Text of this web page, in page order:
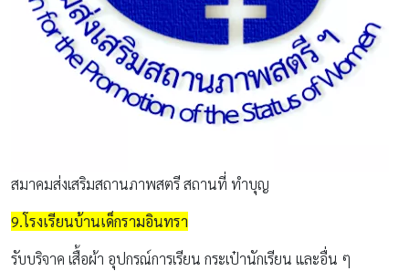
สมาคมส่งเสริมสถานภาพสตรี สถานที่ ทำบุญ
9.โรงเรียนบ้านเด็กรามอินทรา
รับบริจาค เสื้อผ้า อุปกรณ์การเรียน กระเป๋านักเรียน และอื่น ๆ